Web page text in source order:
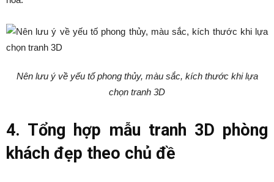
Nên lưu ý về yếu tố phong thủy, màu sắc, kích thước khi lựa
chọn tranh 3D
4. Tổng hợp mẫu tranh 3D phòng
khách đẹp theo chủ đề